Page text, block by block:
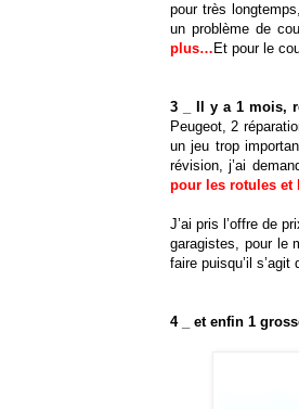
pour très
un problème de
plus… Et pour le
3 _ Il y a 1 mois,
Peugeot, 2
un jeu trop
révision, j’ai
pour les rotules et
J’ai pris l’offre de
garagistes, pour le
faire puisqu’il
4 _ et enfin 1